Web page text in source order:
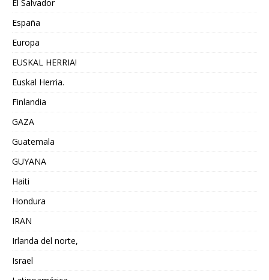
El Salvador
España
Europa
EUSKAL HERRIA!
Euskal Herria.
Finlandia
GAZA
Guatemala
GUYANA
Haiti
Hondura
IRAN
Irlanda del norte,
Israel